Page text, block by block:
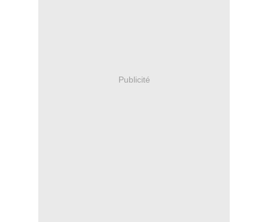
Publicité